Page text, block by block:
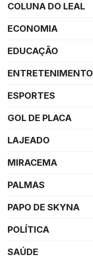
COLUNA DO LEAL
ECONOMIA
EDUCAÇÃO
ENTRETENIMENTO
ESPORTES
GOL DE PLACA
LAJEADO
MIRACEMA
PALMAS
PAPO DE SKYNA
POLÍTICA
SAÚDE